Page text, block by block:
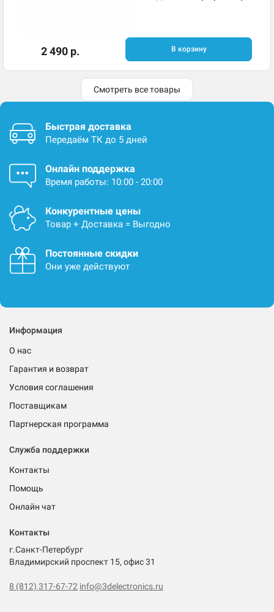
2 490 р. В корзину
Смотреть все товары
Быстрая доставка
Передаём ТК до 5 дней
Онлайн поддержка
Время работы: 10:00 - 20:00
Конкурентные цены
Товар + Доставка = Выгодно
Постоянные скидки
Они уже действуют
Информация
О нас
Гарантия и возврат
Условия соглашения
Поставщикам
Партнерская программа
Служба поддержки
Контакты
Помощь
Онлайн чат
Контакты
г.Санкт-Петербург
Владимирский проспект 15, офис 31
8 (812) 317-67-72 info@3delectronics.ru